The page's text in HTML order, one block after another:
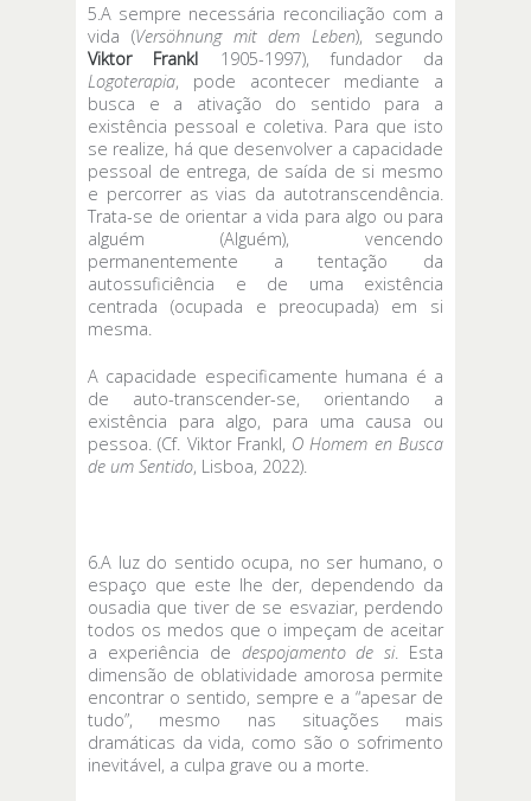
5.A sempre necessária reconciliação com a
vida (Versöhnung mit dem Leben), segundo
Viktor Frankl 1905-1997), fundador da
Logoterapia, pode acontecer mediante a
busca e a ativação do sentido para a
existência pessoal e coletiva. Para que isto
se realize, há que desenvolver a capacidade
pessoal de entrega, de saída de si mesmo
e percorrer as vias da autotranscendência.
Trata-se de orientar a vida para algo ou para
alguém (Alguém), vencendo
permanentemente a tentação da
autossuficiência e de uma existência
centrada (ocupada e preocupada) em si
mesma.
A capacidade especificamente humana é a
de auto-transcender-se, orientando a
existência para algo, para uma causa ou
pessoa. (Cf. Viktor Frankl, O Homem en Busca
de um Sentido, Lisboa, 2022).
6.A luz do sentido ocupa, no ser humano, o
espaço que este lhe der, dependendo da
ousadia que tiver de se esvaziar, perdendo
todos os medos que o impeçam de aceitar
a experiência de despojamento de si. Esta
dimensão de oblatividade amorosa permite
encontrar o sentido, sempre e a “apesar de
tudo”, mesmo nas situações mais
dramáticas da vida, como são o sofrimento
inevitável, a culpa grave ou a morte.